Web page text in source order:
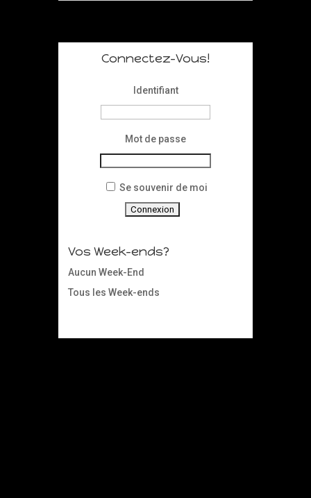
Connectez-Vous!
Identifiant
Mot de passe
Se souvenir de moi
Vos Week-ends?
Aucun Week-End
Tous les Week-ends